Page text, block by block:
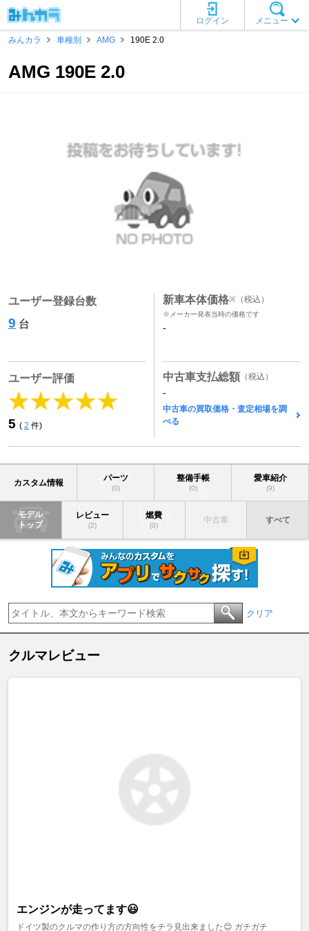
メニュー
ログイン
みんカラ
車種別 AMG 190E 2.0
AMG 190E 2.0
ユーザー登録台数
9 台
ユーザー評価
5 ( 2 件)
新車本体価格※ （税込）
※メーカー発表当時の価格です
-
中古車支払総額 （税込）
-
中古車の買取価格・査定相場を調
べる
カスタム情報 パーツ
(0)
整備手帳
(0)
愛車紹介
(9)
モデル
トップ
レビュー
(2)
燃費
(0)
中古車 すべて
クリア
クルマレビュー
エンジンが走ってます😃
ドイツ製のクルマの作り方の方向性をチラ見出来ました😊 ガチガチ